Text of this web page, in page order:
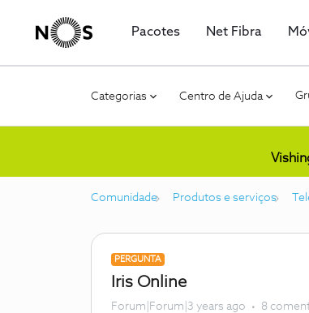
Pacotes Net Fibra
Categorias Centro de Ajuda
Comunidade Produtos e serviços
PERGUNTA
Iris Online
Forum|Forum|3 years ago 8